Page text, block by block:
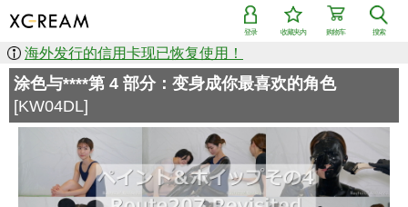
搜索
购物车
收藏夹内
登录
海外发行的信用卡现已恢复使用！
涂色与****第 4 部分：变身成你最喜欢的角色
[KW04DL]